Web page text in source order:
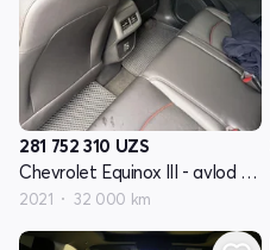
281 752 310 UZS
Chevrolet Equinox III - avlod restyling
2021 32 000 km